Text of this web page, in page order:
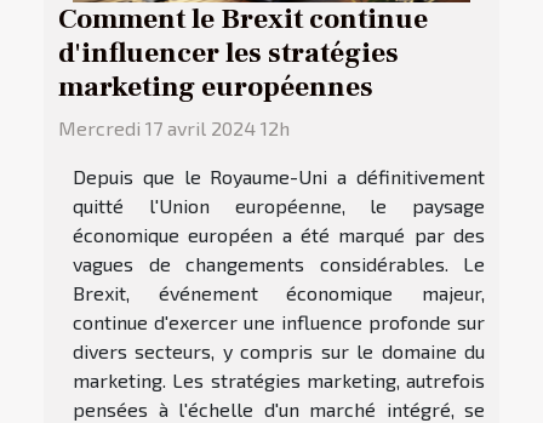
Comment le Brexit continue
d'influencer les stratégies
marketing européennes
Mercredi 17 avril 2024 12h
Depuis que le Royaume-Uni a définitivement
quitté l'Union européenne, le paysage
économique européen a été marqué par des
vagues de changements considérables. Le
Brexit, événement économique majeur,
continue d'exercer une influence profonde sur
divers secteurs, y compris sur le domaine du
marketing. Les stratégies marketing, autrefois
pensées à l'échelle d'un marché intégré, se